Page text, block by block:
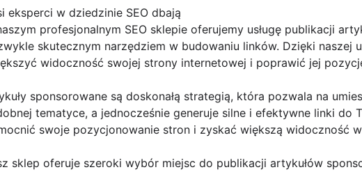
eksperci w dziedzinie SEO dbają
profesjonalnym SEO sklepie oferujemy usługę publikacji
skutecznym narzędziem w budowaniu linków. Dzięki naszej
widoczność swojej strony internetowej i poprawić jej
sponsorowane są doskonałą strategią, która pozwala na
tematyce, a jednocześnie generuje silne i efektywne linki do
swoje pozycjonowanie stron i zyskać większą widoczność
sklep oferuje szeroki wybór miejsc do publikacji artykułów